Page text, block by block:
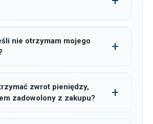
nie otrzymam mojego
zwrot pieniędzy,
zadowolony z zakupu?